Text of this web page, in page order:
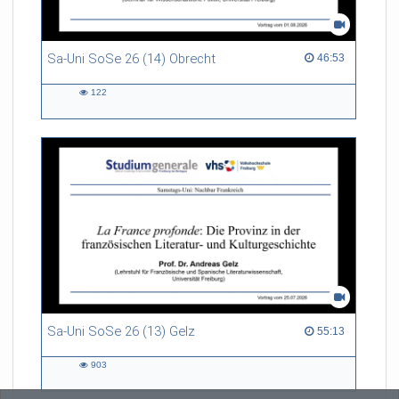
Sa-Uni SoSe 26 (14) Obrecht 46:53
46:53 duration
122
Sa-Uni SoSe 26 (13) Gelz 55:13
55:13 duration
903